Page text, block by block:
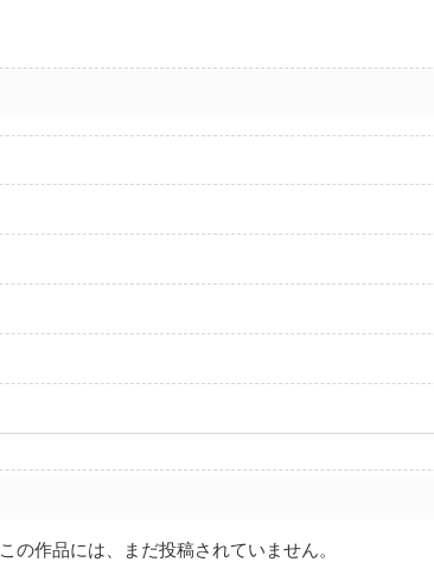
この作品には、まだ投稿されていません。